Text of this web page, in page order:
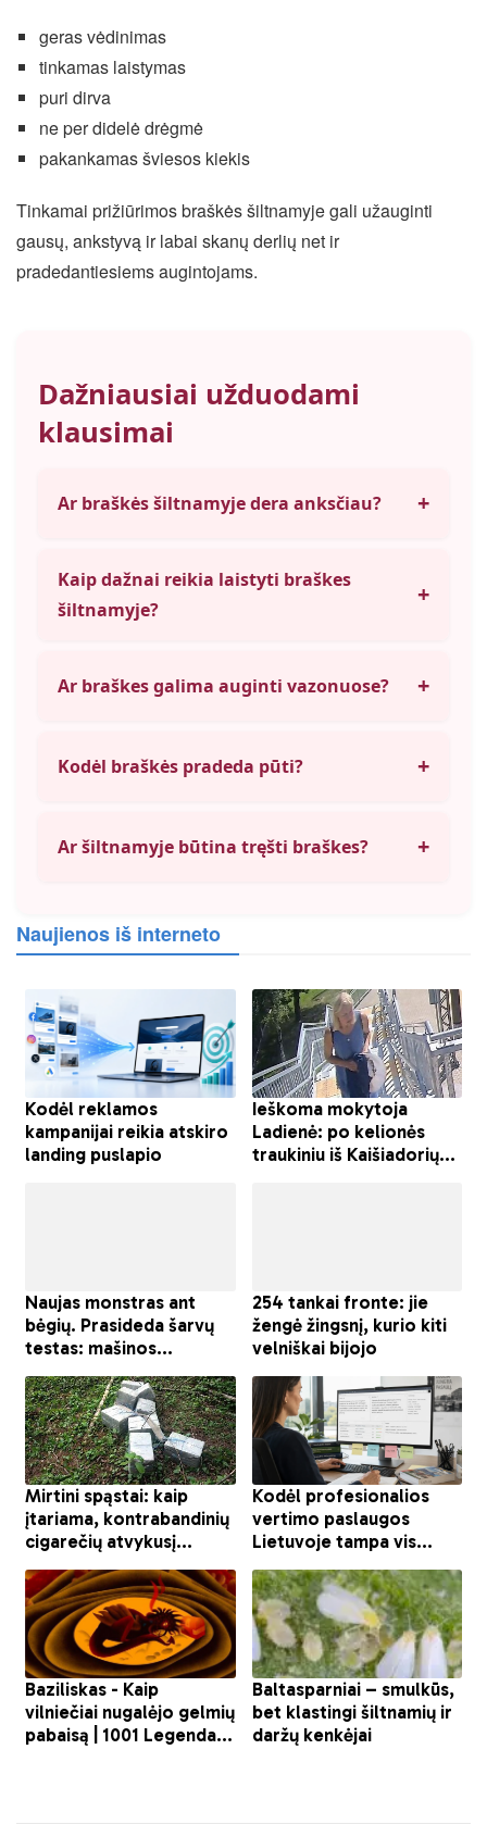
geras vėdinimas
tinkamas laistymas
puri dirva
ne per didelė drėgmė
pakankamas šviesos kiekis
Tinkamai prižiūrimos braškės šiltnamyje gali užauginti
gausų, ankstyvą ir labai skanų derlių net ir
pradedantiesiems augintojams.
Dažniausiai užduodami
klausimai
Ar braškės šiltnamyje dera anksčiau? +
Kaip dažnai reikia laistyti braškes
šiltnamyje?
+
Ar braškes galima auginti vazonuose? +
Kodėl braškės pradeda pūti? +
Ar šiltnamyje būtina tręšti braškes? +
Naujienos iš interneto